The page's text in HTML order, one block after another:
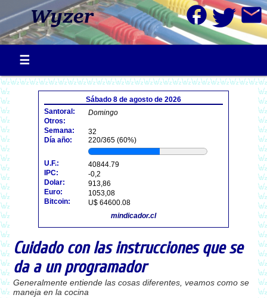
facebook mail
Sábado 8 de agosto de 2026
Santoral:
Domingo
Otros:
Semana:
32
Día año:
220/365 (60%)
U.F.:
40844.79
IPC:
-0,2
Dolar:
913,86
Euro:
1053,08
Bitcoin:
U$ 64600.08
mindicador.cl
Cuidado con las instrucciones que se
da a un programador
Generalmente entiende las cosas diferentes, veamos como se
maneja en la cocina